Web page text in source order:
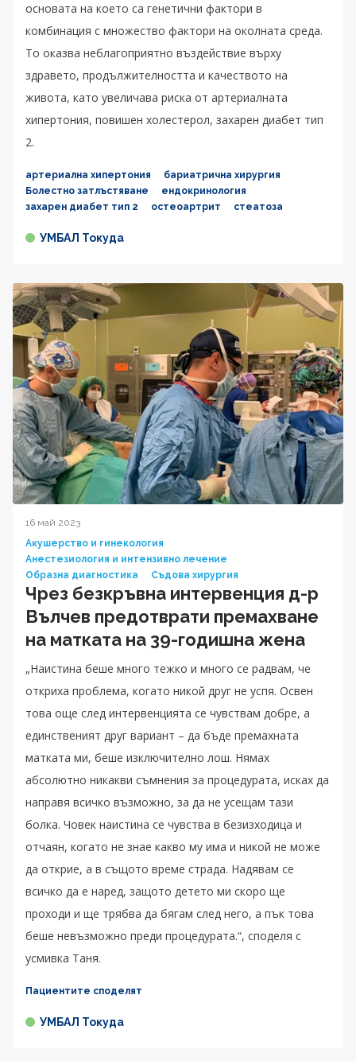
основата на което са генетични фактори в
комбинация с множество фактори на околната среда.
То оказва неблагоприятно въздействие върху
здравето, продължителността и качеството на
живота, като увеличава риска от артериалната
хипертония, повишен холестерол, захарен диабет тип
2.
артериална хипертония
бариатрична хирургия
Болестно затлъстяване
ендокринология
захарен диабет тип 2
остеоартрит стеатоза
УМБАЛ Токуда
16 май 2023
Акушерство и гинекология
Анестезиология и интензивно лечение
Образна диагностика
Съдова хирургия
Чрез безкръвна интервенция д-р
Вълчев предотврати премахване
на матката на 39-годишна жена
„Наистина беше много тежко и много се радвам, че
откриха проблема, когато никой друг не успя. Освен
това още след интервенцията се чувствам добре, а
единственият друг вариант – да бъде премахната
матката ми, беше изключително лош. Нямах
абсолютно никакви съмнения за процедурата, исках да
направя всичко възможно, за да не усещам тази
болка. Човек наистина се чувства в безизходица и
отчаян, когато не знае какво му има и никой не може
да открие, а в същото време страда. Надявам се
всичко да е наред, защото детето ми скоро ще
проходи и ще трябва да бягам след него, а пък това
беше невъзможно преди процедурата.“, споделя с
усмивка Таня.
Пациентите споделят
УМБАЛ Токуда